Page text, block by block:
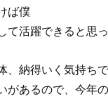
ば僕
て活躍できると思っ
、納得いく気持ち
があるので、今年